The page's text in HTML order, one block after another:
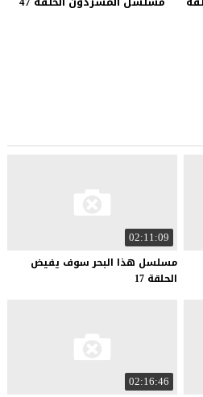
02:11:09
مسلسل هذا البحر سوف يفيض
الحلقة 17
02:16:46